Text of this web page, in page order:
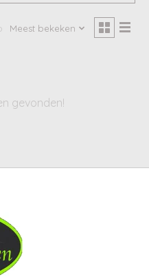
Meest bekeken
gevonden!